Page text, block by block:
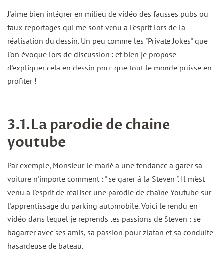
J'aime bien intégrer en milieu de vidéo des fausses pubs ou
faux-reportages qui me sont venu a l'esprit lors de la
réalisation du dessin. Un peu comme les "Private Jokes" que
l'on évoque lors de discussion : et bien je propose
d'expliquer cela en dessin pour que tout le monde puisse en
profiter !
3.1.La parodie de chaine
youtube
Par exemple, Monsieur le marié a une tendance a garer sa
voiture n'importe comment : " se garer á la Steven ". Il m'est
venu a l'esprit de réaliser une parodie de chaîne Youtube sur
l'apprentissage du parking automobile. Voici le rendu en
vidéo dans lequel je reprends les passions de Steven : se
bagarrer avec ses amis, sa passion pour zlatan et sa conduite
hasardeuse de bateau.